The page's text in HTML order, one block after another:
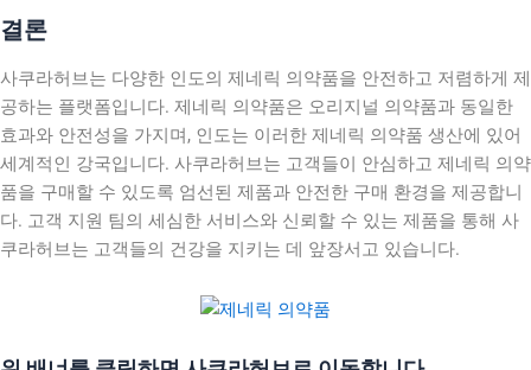
결론
사쿠라허브는 다양한 인도의 제네릭 의약품을 안전하고 저렴하게 제
공하는 플랫폼입니다. 제네릭 의약품은 오리지널 의약품과 동일한
효과와 안전성을 가지며, 인도는 이러한 제네릭 의약품 생산에 있어
세계적인 강국입니다. 사쿠라허브는 고객들이 안심하고 제네릭 의약
품을 구매할 수 있도록 엄선된 제품과 안전한 구매 환경을 제공합니
다. 고객 지원 팀의 세심한 서비스와 신뢰할 수 있는 제품을 통해 사
쿠라허브는 고객들의 건강을 지키는 데 앞장서고 있습니다.